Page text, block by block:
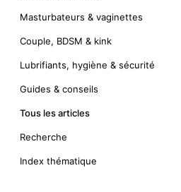
Masturbateurs & vaginettes
Couple, BDSM & kink
Lubrifiants, hygiène & sécurité
Guides & conseils
Tous les articles
Recherche
Index thématique